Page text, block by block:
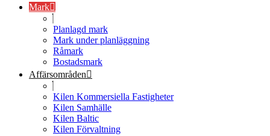
Mark
Planlagd mark
Mark under planläggning
Råmark
Bostadsmark
Affärsområden
Kilen Kommersiella Fastigheter
Kilen Samhälle
Kilen Baltic
Kilen Förvaltning